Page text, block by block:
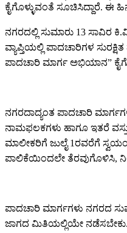
ಕೈಗೊಳ್ಳುವಂತೆ ಸೂಚಿಸಿದ್ದಾರೆ. ಈ
ನಗರದಲ್ಲಿ ಸುಮಾರು 13 ಸಾವಿರ
ವ್ಯಾಪ್ತಿಯಲ್ಲಿ ಪಾದಚಾರಿಗಳ
ಪಾದಚಾರಿ ಮಾರ್ಗ ಅಭಿಯಾನ”
ನಗರದಾದ್ಯಂತ ಪಾದಚಾರಿ
ನಾಮಫಲಕಗಳು ಹಾಗೂ ಇತರೆ
ಮಾಲೀಕರಿಗೆ ಜುಲೈ 1ರವರೆಗೆ
ಪಾಲಿಕೆಯಿಂದಲೇ ತೆರವುಗೊಳಿಸಿ,
ಪಾದಚಾರಿ ಮಾರ್ಗಗಳು ನಗರದ
ಜಾಗದ ಮಿತಿಯಲ್ಲಿಯೇ